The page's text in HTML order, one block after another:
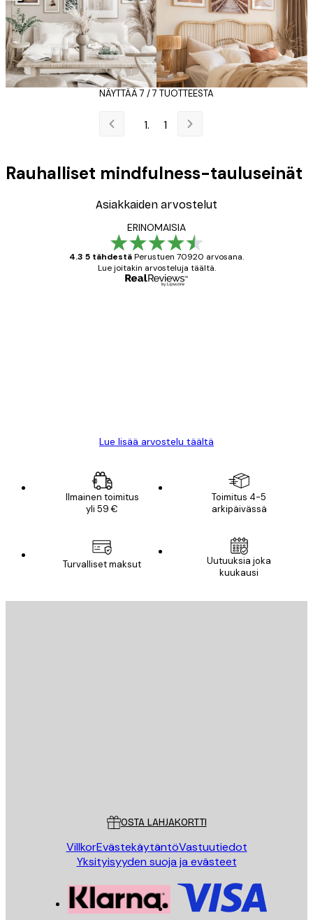
NÄYTTÄÄ 7 / 7 TUOTTEESTA
1
Rauhalliset mindfulness-tauluseinät
Asiakkaiden arvostelut
ERINOMAISIA
4.3 5 tähdestäPerustuen 70920 arvosana.
Lue joitakin arvosteluja täältä.
Lue lisää arvostelu täältä
Ilmainen toimitus
yli 59 €
Toimitus 4-5
arkipäivässä
Turvalliset maksut
Uutuuksia joka
kuukausi
OSTA LAHJAKORTTI
VillkorEvästekäytäntöVastuutiedot
Yksityisyyden suoja ja evästeet